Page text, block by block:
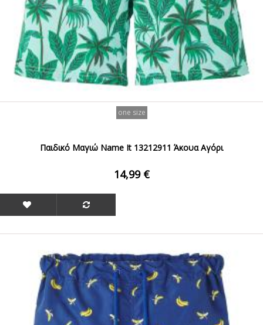
one size
Παιδικό Μαγιώ Name It 13212911 Άκουα Αγόρι
14,99 €